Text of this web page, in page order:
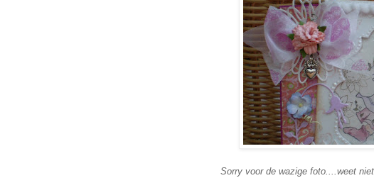
Sorry voor de wazige foto....weet